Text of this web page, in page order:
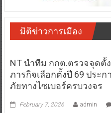
มิติข่าวการเมือง
NT นำทีม กกต.ตรวจจุดตั้
ภารกิจเลือกตั้งปี 69 ประ
ภัยทางไซเบอร์ครบวงจร
February 7, 2026 admin